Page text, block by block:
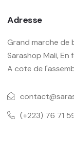
Adresse
Grand marche de
Sarashop Mali,
A cote de
(+223) 76 71